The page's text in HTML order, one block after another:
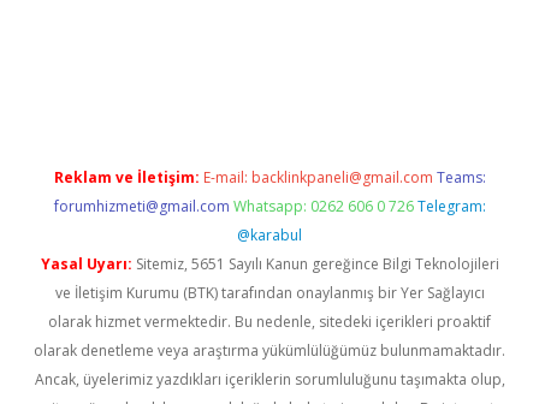
Reklam ve İletişim: E-mail: backlinkpaneli@gmail.com Teams:
forumhizmeti@gmail.com Whatsapp: 0262 606 0 726 Telegram:
@karabul
Yasal Uyarı: Sitemiz, 5651 Sayılı Kanun gereğince Bilgi Teknolojileri
ve İletişim Kurumu (BTK) tarafından onaylanmış bir Yer Sağlayıcı
olarak hizmet vermektedir. Bu nedenle, sitedeki içerikleri proaktif
olarak denetleme veya araştırma yükümlülüğümüz bulunmamaktadır.
Ancak, üyelerimiz yazdıkları içeriklerin sorumluluğunu taşımakta olup,